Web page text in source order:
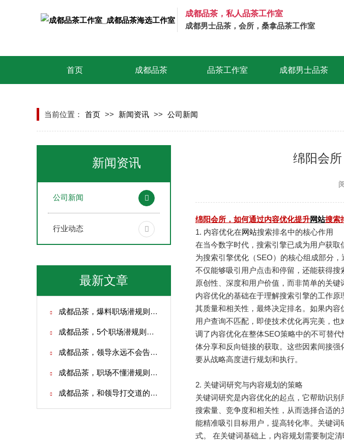
成都品茶，私人品茶工作室
成都男士品茶，会所，桑拿品茶工作室
首页 成都品茶 品茶工作室 成都男士品茶
当前位置： 首页 >> 新闻资讯 >> 公司新闻
新闻资讯
公司新闻
行业动态
最新文章
成都品茶，爆料职场潜规则，看透少走很多弯路
成都品茶，5个职场潜规则！磁场不对，越拼命越没出路
成都品茶，领导永远不会告诉你的20条职场潜规则
成都品茶，职场不懂潜规则白忙活！普通人必学的职场生存避坑指南
成都品茶，和领导打交道的4大潜规则：你连规矩都不懂，凭什么被提拔？
绵阳会
绵阳会所，如何通过内容优化提升网站搜索
1. 内容优化在网站搜索排名中的核心作用
在当今数字时代，搜索引擎已成为用户获取
为搜索引擎优化（SEO）的核心组成部分
不仅能够吸引用户点击和停留，还能获得
原创性、深度和用户价值，而非简单的关
内容优化的基础在于理解搜索引擎的工作
其质量和相关性，最终决定排名。如果内
用户查询不匹配，即使技术优化再完美，
调了内容优化在整体SEO策略中的不可替
体分享和反向链接的获取。这些因素间接
要从战略高度进行规划和执行。
2. 关键词研究与内容规划的策略
关键词研究是内容优化的起点，它帮助识
搜索量、竞争度和相关性，从而选择合适的
能精准吸引目标用户，提高转化率。关键
式。 在关键词基础上，内容规划需要制定